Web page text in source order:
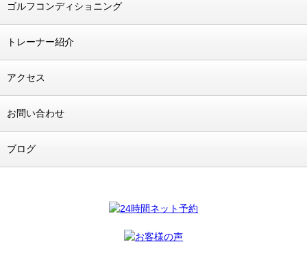
ゴルフコンディショニング
トレーナー紹介
アクセス
お問い合わせ
ブログ